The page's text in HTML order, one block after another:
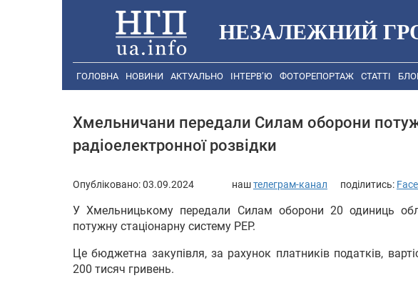
НЕЗАЛЕЖНИЙ
ГОЛОВНА НОВИНИ АКТУАЛЬНО ІНТЕРВ’Ю ФОТОРЕПОРТАЖ СТАТТІ
Хмельничани передали Силам оборони
радіоелектронної розвідки
Опубліковано:03.09.2024 наштелеграм-канал поділитись:
У Хмельницькому передали Силам оборони 20 одиниць
потужну стаціонарну систему РЕР.
Це бюджетна закупівля, за рахунок платників податків,
200 тисяч гривень.